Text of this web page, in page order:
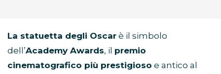
La statuetta degli Oscar è il simbolo
dell’Academy Awards, il premio
cinematografico più prestigioso e antico al